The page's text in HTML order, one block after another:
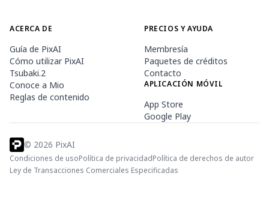
ACERCA DE
Guía de PixAI
Cómo utilizar PixAI
Tsubaki.2
Conoce a Mio
Reglas de contenido
PRECIOS Y AYUDA
Membresía
Paquetes de créditos
Contacto
APLICACIÓN MÓVIL
App Store
Google Play
© 2026 PixAI
Condiciones de usoPolítica de privacidadPolítica de derechos de autor
Ley de Transacciones Comerciales Especificadas